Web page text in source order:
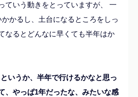
ていう動きをとっていますが、 一
かるし、土台になるところをしっ
なるとどんなに早くても半年はか
いうか、半年で行けるかなと思っ
、やっぱ1年だったな、みたいな感